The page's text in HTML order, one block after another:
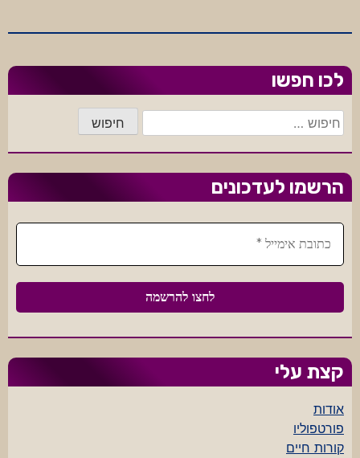
של
פוטר
לכו חפשו
חיפוש:
הרשמו לעדכונים
קצת עלי
אודות
פורטפוליו
קורות חיים